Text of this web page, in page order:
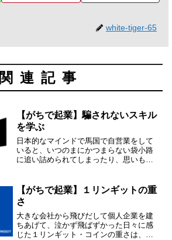
white-tiger-65
関連記事
【がちで起業】騙されないスキル
を学ぶ
日本的なマインドで馬国で自営業をして
いると、いつのまにかつまらない袋小路
に追い詰められてしまったり、思いもよ
か「詐欺」だと立件できないような場合
が非常に多いので注意しましょう。
【がちで起業】１リンギットの重
さ
大きな会社から飛びだして個人企業を建
ちあげて、泣かず飛ばずかった日々に感
じた１リンギット・コインの重さは、そ